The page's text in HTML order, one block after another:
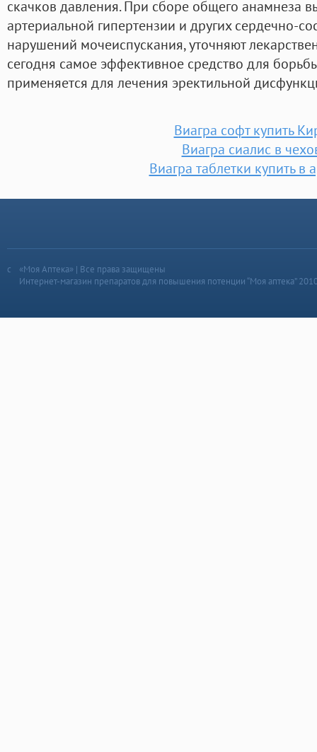
скачков давления. При сборе общего анамнеза
артериальной гипертензии и других сердечно-
нарушений мочеиспускания, уточняют
сегодня самое эффективное средство для
применяется для лечения эректильной
Виагра софт купить
Виагра сиалис в
Виагра таблетки купить в
«Моя Аптека» | Все права защищены
Интернет-магазин препаратов для повышения потенции “Моя аптека”